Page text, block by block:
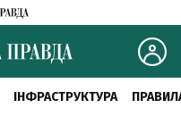
ІНФРАСТРУКТУРА